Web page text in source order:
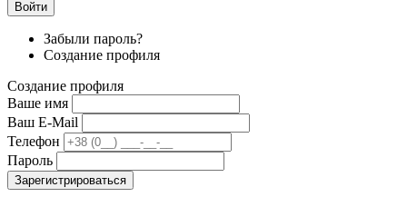
Войти
Забыли пароль?
Создание профиля
Создание профиля
Ваше имя
Ваш E-Mail
Телефон
Пароль
Зарегистрироваться